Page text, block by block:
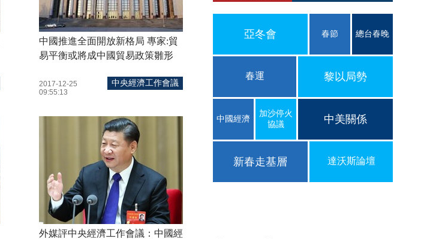
中國推進全面開放新格局 專家:貿
易平衡或將成中國貿易政策雛形
中央經濟工作會議
2017-12-25
09:55:13
外媒評中央經濟工作會議：中國經
亞冬會 春節 總台春晚
春運 黎以局勢
中國經濟
加沙停火
協議
中美關係
新春走基層 達沃斯論壇